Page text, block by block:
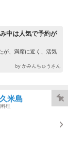
中は人気で予約が
が、満席に近く、活気
by かみんちゅうさん
米島
理